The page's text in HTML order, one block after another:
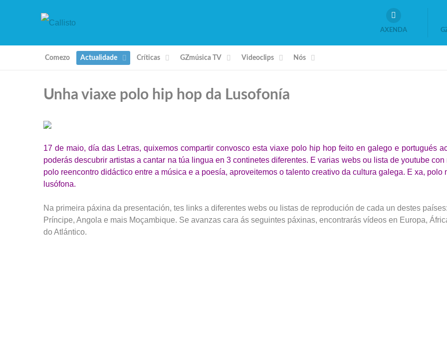
AXENDA
Comezo Actualidade Críticas GZmúsica TV Videoclips Nós
Unha viaxe polo hip hop da Lusofonía
17 de maio, día das Letras, quixemos compartir convosco esta viaxe polo hip hop feito en galego e portugués
poderás descubrir artistas a cantar na túa lingua en 3 continetes diferentes. E varias webs ou lista de youtube
polo reencontro didáctico entre a música e a poesía, aproveitemos o talento creativo da cultura galega. E xa,
lusófona.
Na primeira páxina da presentación, tes links a diferentes webs ou listas de reprodución de cada un destes
Príncipe, Angola e mais Moçambique. Se avanzas cara ás seguintes páxinas, encontrarás vídeos en Europa,
do Atlántico.